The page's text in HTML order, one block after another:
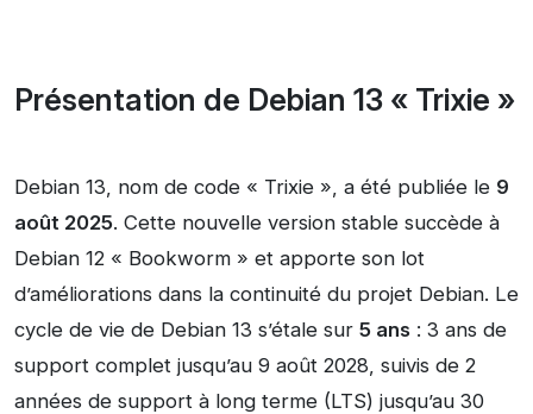
Présentation de Debian 13 « Trixie »
Debian 13, nom de code « Trixie », a été publiée le 9
août 2025. Cette nouvelle version stable succède à
Debian 12 « Bookworm » et apporte son lot
d’améliorations dans la continuité du projet Debian. Le
cycle de vie de Debian 13 s’étale sur 5 ans : 3 ans de
support complet jusqu’au 9 août 2028, suivis de 2
années de support à long terme (LTS) jusqu’au 30